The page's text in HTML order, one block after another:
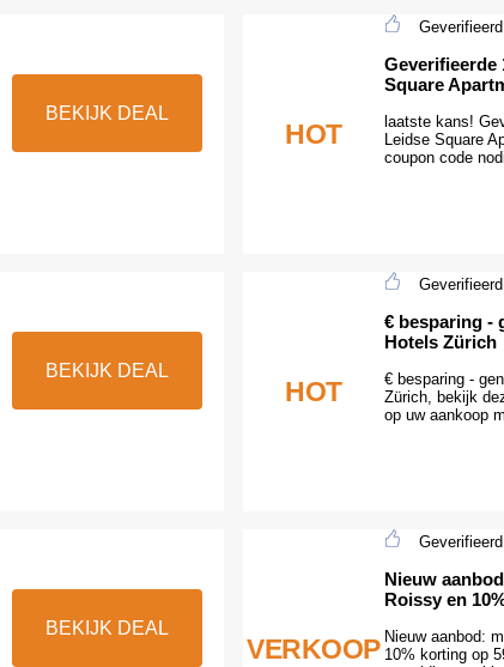
BEKIJK DEAL
HOT
Geverifieerd
Geverifieerde
Square
laatste kans!
Leidse Square
coupon code
BEKIJK DEAL
HOT
Geverifieerd
€ besparing -
Hotels Zürich
€ besparing -
Zürich, bekijk
op uw aankoop
BEKIJK DEAL
VERKOOP
Geverifieerd
Nieuw
Roissy en
Nieuw aanbod:
10% korting op